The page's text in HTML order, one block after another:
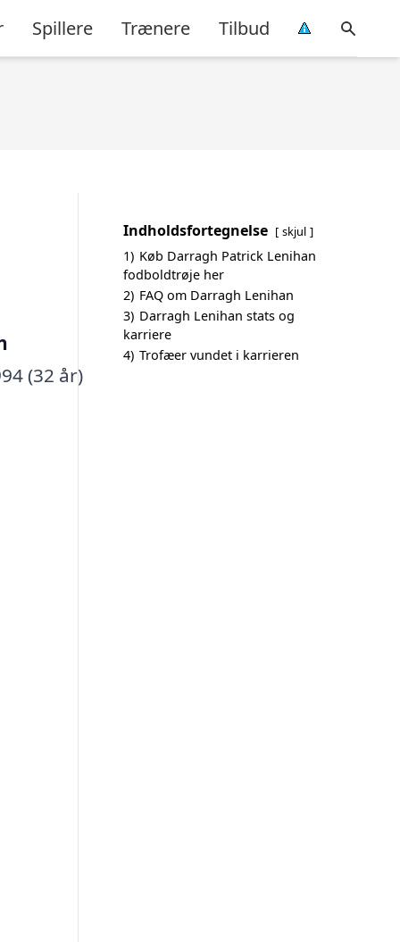
Spillere Trænere Tilbud
(32 år)
Indholdsfortegnelse skjul
1) Køb Darragh Patrick Lenihan
fodboldtrøje her
2) FAQ om Darragh Lenihan
3) Darragh Lenihan stats og
karriere
4) Trofæer vundet i karrieren